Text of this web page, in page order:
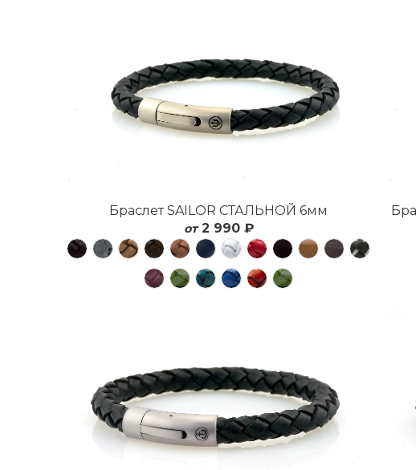
Браслет SAILOR СТАЛЬНОЙ 6мм
от 2 990 ₽